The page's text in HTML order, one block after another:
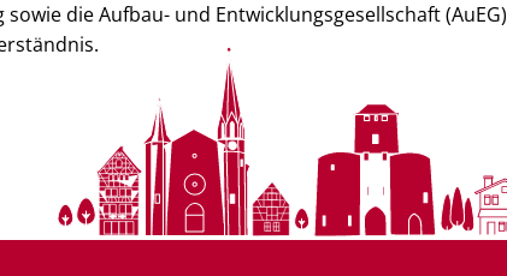
die Aufbau- und Entwicklungsgesellschaft (AuEG)